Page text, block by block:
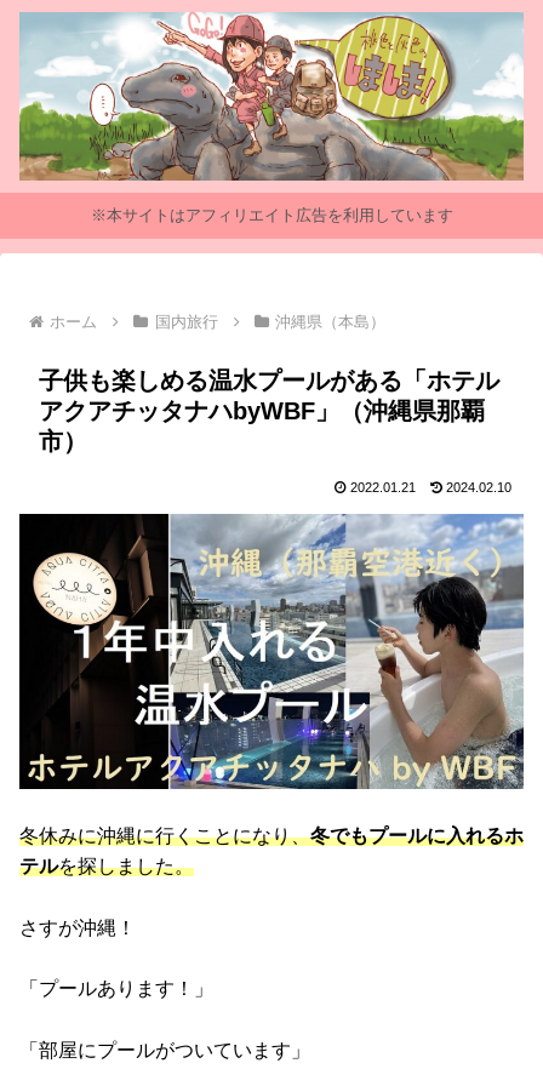
※本サイトはアフィリエイト広告を利用しています
ホーム 国内旅行 沖縄県（本島）
子供も楽しめる温水プールがある「ホテル
アクアチッタナハbyWBF」（沖縄県那覇
市）
2022.01.21 2024.02.10
冬休みに沖縄に行くことになり、冬でもプールに入れるホ
テルを探しました。
さすが沖縄！
「プールあります！」
「部屋にプールがついています」